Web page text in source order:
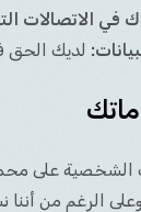
في الاتصالات
لديك الحق
الشخصية على